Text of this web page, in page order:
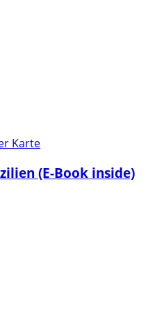
Karte
(E-Book inside)